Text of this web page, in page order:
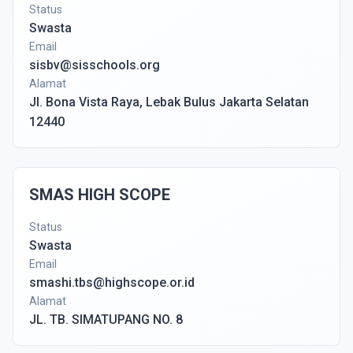
Status
Swasta
Email
sisbv@sisschools.org
Alamat
Jl. Bona Vista Raya, Lebak Bulus Jakarta Selatan
12440
SMAS HIGH SCOPE
Status
Swasta
Email
smashi.tbs@highscope.or.id
Alamat
JL. TB. SIMATUPANG NO. 8